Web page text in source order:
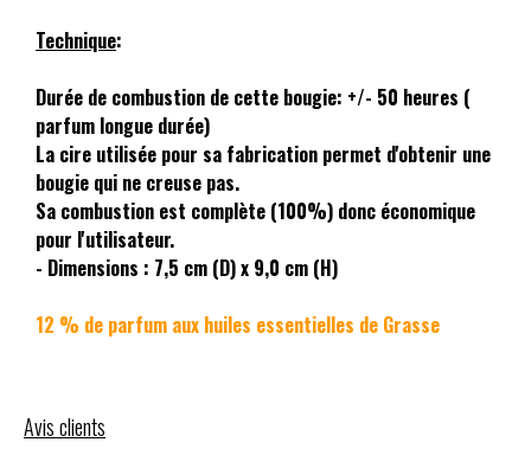
Technique:
Durée de combustion de cette bougie: +/- 50 heures (
parfum longue durée)
La cire utilisée pour sa fabrication permet d'obtenir une
bougie qui ne creuse pas.
Sa combustion est complète (100%) donc économique
pour l'utilisateur.
- Dimensions : 7,5 cm (D) x 9,0 cm (H)
12 % de parfum aux huiles essentielles de Grasse
Avis clients